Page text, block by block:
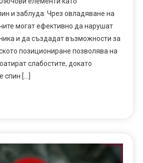
и заблуда. Чрез овладяване на
могат ефективно да нарушат
и да създадат възможности за
позициониране позволява на
слабостите, докато
спин […]